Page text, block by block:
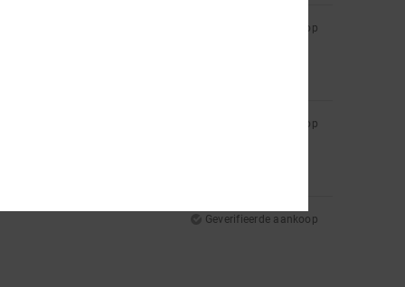
Geverifieerde aankoop
Geverifieerde aankoop
Geverifieerde aankoop